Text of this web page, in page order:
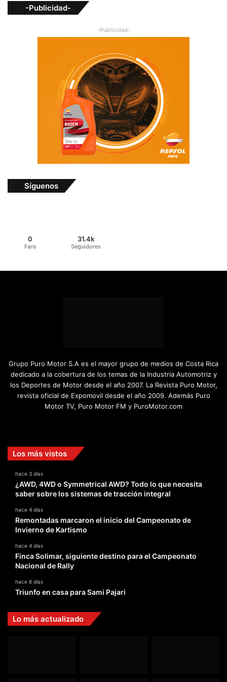
-Publicidad-
-Publicidad-
Síguenos
0
Fans
31.4k
Seguidores
Grupo Puro Motor S.A es el mayor grupo de medios de Costa Rica
dedicado a la cobertura de los temas de la Industria Automotriz y
los Deportes de Motor desde el año 2007. La Revista Puro Motor,
revista oficial de Expomovil desde el año 2009. Además Puro
Motor TV, Puro Motor FM y PuroMotor.com
Los más vistos
hace 3 días
¿AWD, 4WD o Symmetrical AWD? Todo lo que necesita
saber sobre los sistemas de tracción integral
hace 4 días
Remontadas marcaron el inicio del Campeonato de
Invierno de Kartismo
hace 4 días
Finca Solimar, siguiente destino para el Campeonato
Nacional de Rally
hace 6 días
Triunfo en casa para Sami Pajari
Lo más actualizado